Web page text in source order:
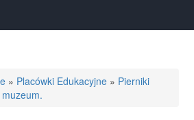
» Placówki Edukacyjne » Pierniki